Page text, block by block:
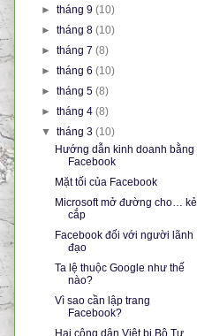
►tháng 9(10)
►tháng 8(10)
►tháng 7(8)
►tháng 6(10)
►tháng 5(8)
►tháng 4(8)
▼tháng 3(10)
Hướng dẫn kinh doanh bằng
Facebook
Mặt tối của Facebook
Microsoft mở đường cho… kẻ
cắp
Facebook đối với người lãnh
đạo
Ta lệ thuộc Google như thế
nào?
Vì sao cần lập trang
Facebook?
Hai công dân Việt bị Bộ Tư